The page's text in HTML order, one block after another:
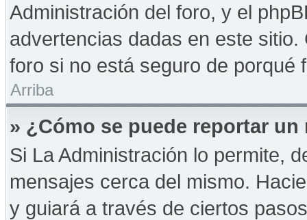
Administración del foro, y el
advertencias dadas en este
foro si no está seguro de porqué
Arriba
» ¿Cómo se puede reportar
Si La Administración lo permite,
mensajes cerca del mismo.
y guiará a través de ciertos